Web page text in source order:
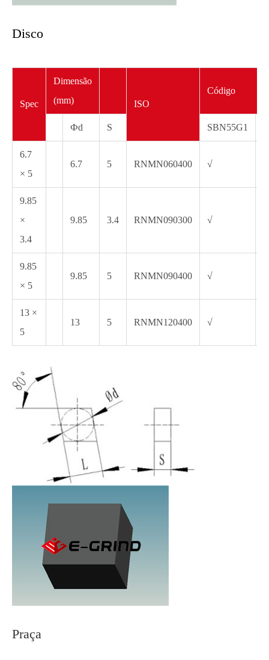
Disco
Spec
Dimensão
(mm)
ISO
Código
Фd S SBN55G1
6.7
× 5
6.7 5 RNMN060400 √
9.85
×
3.4
9.85 3.4 RNMN090300 √
9.85
× 5
9.85 5 RNMN090400 √
13 ×
5
13 5 RNMN120400 √
Praça